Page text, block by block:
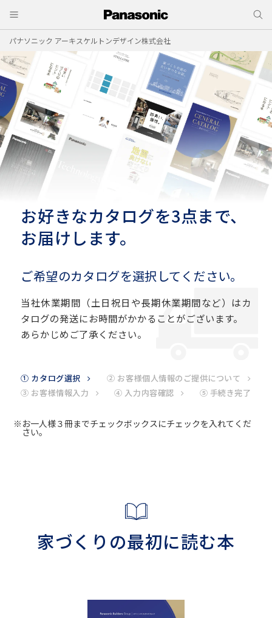
パナソニック アーキスケルトンデザイン株式会社
お好きなカタログを3点まで、
お届けします。
ご希望のカタログを選択してください。
当社休業期間（土日祝日や長期休業期間など）はカ
タログの発送にお時間がかかることがございます。
あらかじめご了承ください。
① カタログ選択
② お客様個人情報のご提供について
③ お客様情報入力
④ 入力内容確認 ⑤ 手続き完了
※お一人様３冊までチェックボックスにチェックを入れてくだ
さい。
家づくりの最初に読む本